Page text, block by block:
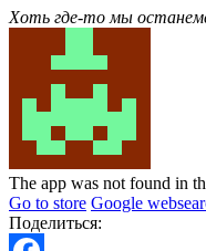
Хоть где-то мы
The app was not found in
Go to store Google
Поделиться: